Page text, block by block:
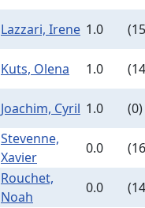
Lazzari, Irene 1.0
Kuts, Olena 1.0
Joachim, Cyril 1.0 (0)
Stevenne,
Xavier
0.0
Rouchet,
Noah
0.0